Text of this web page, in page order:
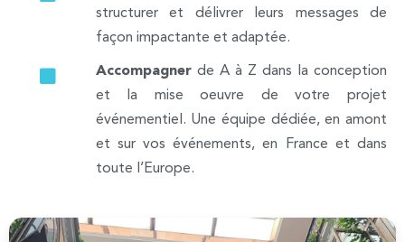
structurer et délivrer leurs messages de
façon impactante et adaptée.
Accompagnerde A à Z dans la conception
et la mise oeuvre de votre projet
événementiel. Une équipe dédiée, en amont
et sur vos événements, en France et dans
toute l’Europe.